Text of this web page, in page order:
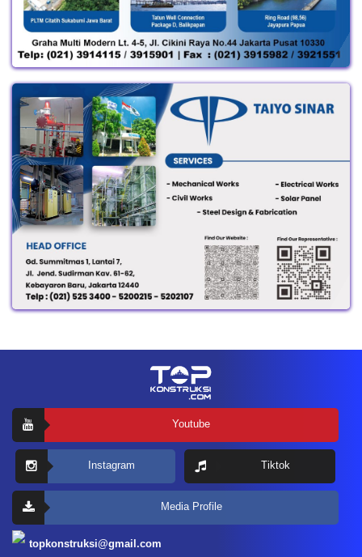
Youtube
Instagram Tiktok
Media Profile
topkonstruksi@gmail.com